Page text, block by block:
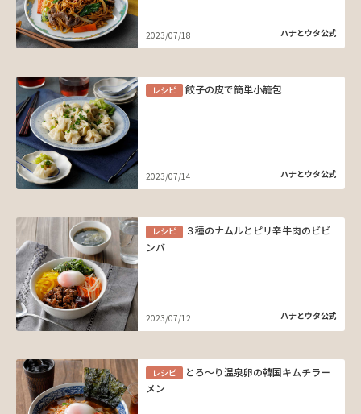
2023/07/18 ハナとウタ公式
レシピ 餃子の皮で簡単小籠包
2023/07/14 ハナとウタ公式
レシピ
３種のナムルとピリ辛牛肉のビビ
ンバ
2023/07/12 ハナとウタ公式
レシピ
とろ～り温泉卵の韓国キムチラー
メン